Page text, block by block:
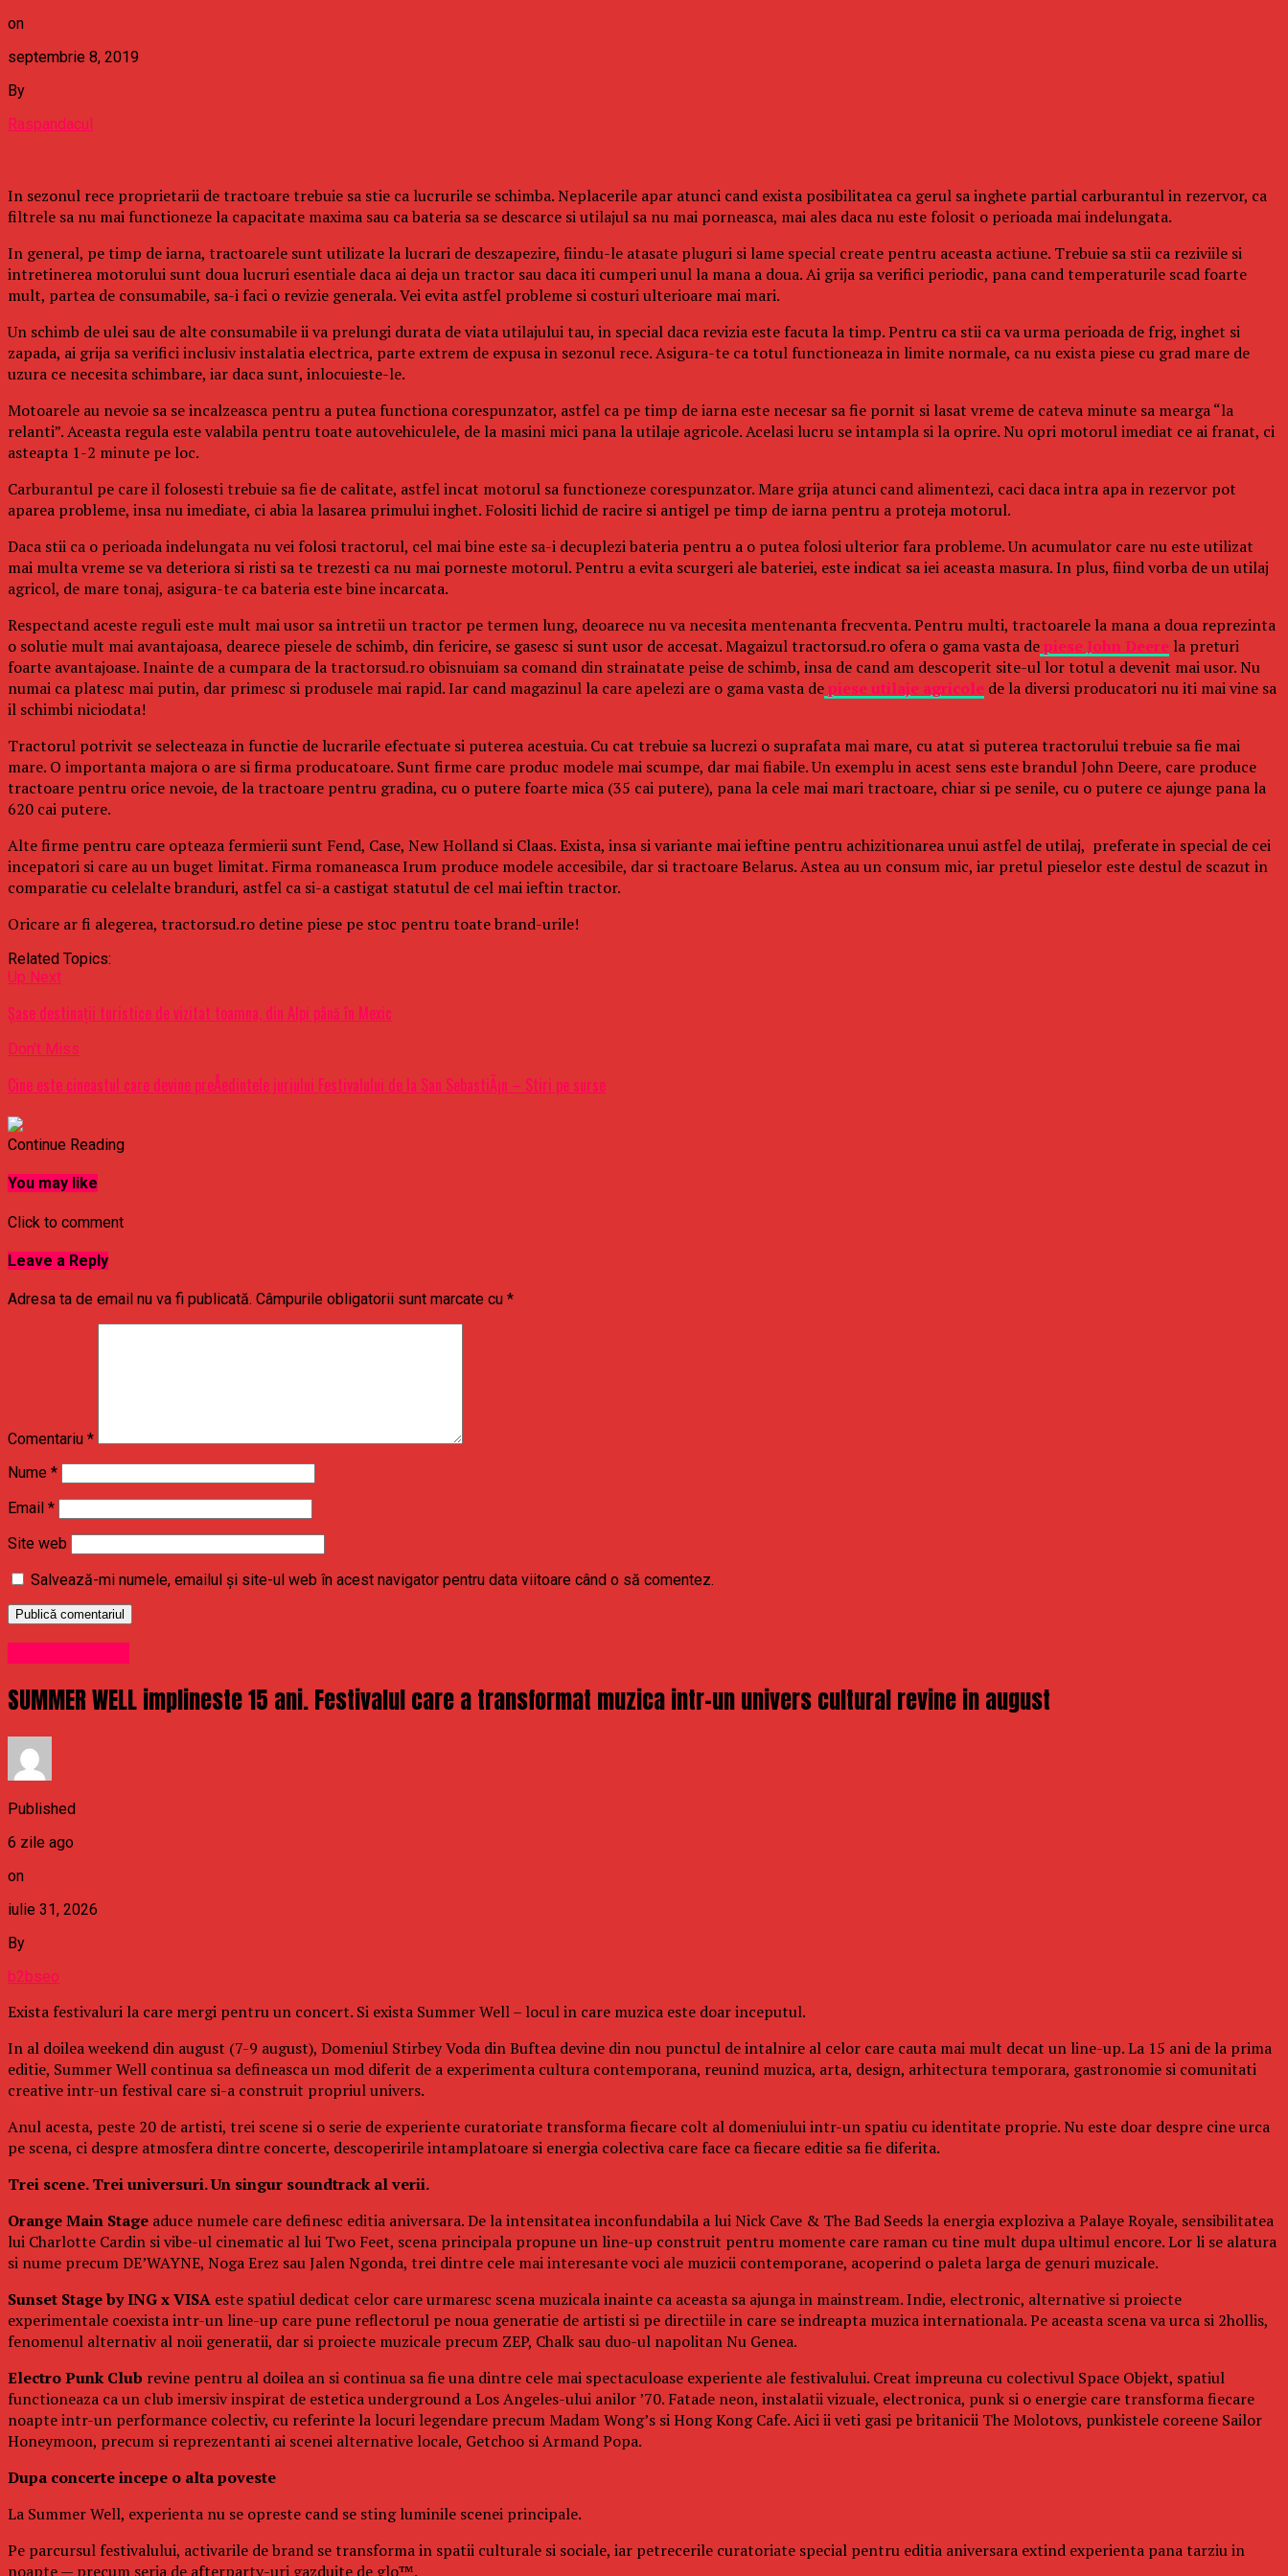
on
septembrie 8, 2019
By
Raspandacul
In sezonul rece proprietarii de tractoare trebuie sa stie ca lucrurile se schimba. Neplacerile apar atunci cand exista posibilitatea ca gerul sa inghete partial carburantul in rezervor, ca
filtrele sa nu mai functioneze la capacitate maxima sau ca bateria sa se descarce si utilajul sa nu mai porneasca, mai ales daca nu este folosit o perioada mai indelungata.
In general, pe timp de iarna, tractoarele sunt utilizate la lucrari de deszapezire, fiindu-le atasate pluguri si lame special create pentru aceasta actiune. Trebuie sa stii ca reziviile si
intretinerea motorului sunt doua lucruri esentiale daca ai deja un tractor sau daca iti cumperi unul la mana a doua. Ai grija sa verifici periodic, pana cand temperaturile scad foarte
mult, partea de consumabile, sa-i faci o revizie generala. Vei evita astfel probleme si costuri ulterioare mai mari.
Un schimb de ulei sau de alte consumabile ii va prelungi durata de viata utilajului tau, in special daca revizia este facuta la timp. Pentru ca stii ca va urma perioada de frig, inghet si
zapada, ai grija sa verifici inclusiv instalatia electrica, parte extrem de expusa in sezonul rece. Asigura-te ca totul functioneaza in limite normale, ca nu exista piese cu grad mare de
uzura ce necesita schimbare, iar daca sunt, inlocuieste-le.
Motoarele au nevoie sa se incalzeasca pentru a putea functiona corespunzator, astfel ca pe timp de iarna este necesar sa fie pornit si lasat vreme de cateva minute sa mearga “la
relanti”. Aceasta regula este valabila pentru toate autovehiculele, de la masini mici pana la utilaje agricole. Acelasi lucru se intampla si la oprire. Nu opri motorul imediat ce ai franat, ci
asteapta 1-2 minute pe loc.
Carburantul pe care il folosesti trebuie sa fie de calitate, astfel incat motorul sa functioneze corespunzator. Mare grija atunci cand alimentezi, caci daca intra apa in rezervor pot
aparea probleme, insa nu imediate, ci abia la lasarea primului inghet. Folositi lichid de racire si antigel pe timp de iarna pentru a proteja motorul.
Daca stii ca o perioada indelungata nu vei folosi tractorul, cel mai bine este sa-i decuplezi bateria pentru a o putea folosi ulterior fara probleme. Un acumulator care nu este utilizat
mai multa vreme se va deteriora si risti sa te trezesti ca nu mai porneste motorul. Pentru a evita scurgeri ale bateriei, este indicat sa iei aceasta masura. In plus, fiind vorba de un utilaj
agricol, de mare tonaj, asigura-te ca bateria este bine incarcata.
Respectand aceste reguli este mult mai usor sa intretii un tractor pe termen lung, deoarece nu va necesita mentenanta frecventa. Pentru multi, tractoarele la mana a doua reprezinta
o solutie mult mai avantajoasa, dearece piesele de schimb, din fericire, se gasesc si sunt usor de accesat. Magaizul tractorsud.ro ofera o gama vasta depiese John Deere la preturi
foarte avantajoase. Inainte de a cumpara de la tractorsud.ro obisnuiam sa comand din strainatate peise de schimb, insa de cand am descoperit site-ul lor totul a devenit mai usor. Nu
numai ca platesc mai putin, dar primesc si produsele mai rapid. Iar cand magazinul la care apelezi are o gama vasta depiese utilaje agricole de la diversi producatori nu iti mai vine sa
il schimbi niciodata!
Tractorul potrivit se selecteaza in functie de lucrarile efectuate si puterea acestuia. Cu cat trebuie sa lucrezi o suprafata mai mare, cu atat si puterea tractorului trebuie sa fie mai
mare. O importanta majora o are si firma producatoare. Sunt firme care produc modele mai scumpe, dar mai fiabile. Un exemplu in acest sens este brandul John Deere, care produce
tractoare pentru orice nevoie, de la tractoare pentru gradina, cu o putere foarte mica (35 cai putere), pana la cele mai mari tractoare, chiar si pe senile, cu o putere ce ajunge pana la
620 cai putere.
Alte firme pentru care opteaza fermierii sunt Fend, Case, New Holland si Claas. Exista, insa si variante mai ieftine pentru achizitionarea unui astfel de utilaj, preferate in special de cei
incepatori si care au un buget limitat. Firma romaneasca Irum produce modele accesibile, dar si tractoare Belarus. Astea au un consum mic, iar pretul pieselor este destul de scazut in
comparatie cu celelalte branduri, astfel ca si-a castigat statutul de cel mai ieftin tractor.
Oricare ar fi alegerea, tractorsud.ro detine piese pe stoc pentru toate brand-urile!
Related Topics:
Up Next
Şase destinaţii turistice de vizitat toamna, din Alpi până în Mexic
Don't Miss
Cine este cineastul care devine preÅedintele juriului Festivalului de la San SebastiÃ¡n – Stiri pe surse
Continue Reading
You may like
Click to comment
Leave a Reply
Adresa ta de email nu va fi publicată. Câmpurile obligatorii sunt marcate cu *
Comentariu *
Nume *
Email *
Site web
Salvează-mi numele, emailul și site-ul web în acest navigator pentru data viitoare când o să comentez.
SUMMER WELL implineste 15 ani. Festivalul care a transformat muzica intr-un univers cultural revine in august
Published
6 zile ago
on
iulie 31, 2026
By
b2bseo
Exista festivaluri la care mergi pentru un concert. Si exista Summer Well – locul in care muzica este doar inceputul.
In al doilea weekend din august (7-9 august), Domeniul Stirbey Voda din Buftea devine din nou punctul de intalnire al celor care cauta mai mult decat un line-up. La 15 ani de la prima
editie, Summer Well continua sa defineasca un mod diferit de a experimenta cultura contemporana, reunind muzica, arta, design, arhitectura temporara, gastronomie si comunitati
creative intr-un festival care si-a construit propriul univers.
Anul acesta, peste 20 de artisti, trei scene si o serie de experiente curatoriate transforma fiecare colt al domeniului intr-un spatiu cu identitate proprie. Nu este doar despre cine urca
pe scena, ci despre atmosfera dintre concerte, descoperirile intamplatoare si energia colectiva care face ca fiecare editie sa fie diferita.
Trei scene. Trei universuri. Un singur soundtrack al verii.
Orange Main Stage aduce numele care definesc editia aniversara. De la intensitatea inconfundabila a lui Nick Cave & The Bad Seeds la energia exploziva a Palaye Royale, sensibilitatea
lui Charlotte Cardin si vibe-ul cinematic al lui Two Feet, scena principala propune un line-up construit pentru momente care raman cu tine mult dupa ultimul encore. Lor li se alatura
si nume precum DE’WAYNE, Noga Erez sau Jalen Ngonda, trei dintre cele mai interesante voci ale muzicii contemporane, acoperind o paleta larga de genuri muzicale.
Sunset Stage by ING x VISA este spatiul dedicat celor care urmaresc scena muzicala inainte ca aceasta sa ajunga in mainstream. Indie, electronic, alternative si proiecte
experimentale coexista intr-un line-up care pune reflectorul pe noua generatie de artisti si pe directiile in care se indreapta muzica internationala. Pe aceasta scena va urca si 2hollis,
fenomenul alternativ al noii generatii, dar si proiecte muzicale precum ZEP, Chalk sau duo-ul napolitan Nu Genea.
Electro Punk Club revine pentru al doilea an si continua sa fie una dintre cele mai spectaculoase experiente ale festivalului. Creat impreuna cu colectivul Space Objekt, spatiul
functioneaza ca un club imersiv inspirat de estetica underground a Los Angeles-ului anilor ’70. Fatade neon, instalatii vizuale, electronica, punk si o energie care transforma fiecare
noapte intr-un performance colectiv, cu referinte la locuri legendare precum Madam Wong’s si Hong Kong Cafe. Aici ii veti gasi pe britanicii The Molotovs, punkistele coreene Sailor
Honeymoon, precum si reprezentanti ai scenei alternative locale, Getchoo si Armand Popa.
Dupa concerte incepe o alta poveste
La Summer Well, experienta nu se opreste cand se sting luminile scenei principale.
Pe parcursul festivalului, activarile de brand se transforma in spatii culturale si sociale, iar petrecerile curatoriate special pentru editia aniversara extind experienta pana tarziu in
noapte — precum seria de afterparty-uri gazduite de glo™.